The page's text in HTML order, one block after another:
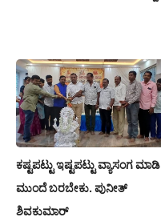
ಕಷ್ಟಪಟ್ಟು ಇಷ್ಟಪಟ್ಟು ವ್ಯಾಸಂಗ ಮಾಡಿ
ಮುಂದೆ ಬರಬೇಕು. ಪುನೀತ್
ಶಿವಕುಮಾರ್